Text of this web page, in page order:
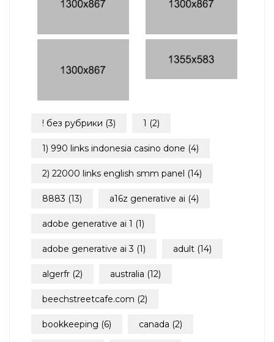
! без рубрики (3) 1 (2)
1) 990 links indonesia casino done (4)
2) 22000 links english smm panel (14)
8883 (13) a16z generative ai (4)
adobe generative ai 1 (1)
adobe generative ai 3 (1) adult (14)
algerfr (2) australia (12)
beechstreetcafe.com (2)
bookkeeping (6) canada (2)